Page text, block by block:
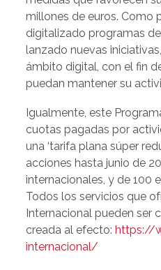
millones de euros. Como
digitalizado programas
lanzado nuevas
ámbito digital, con el fin
puedan mantener su
Igualmente, este
cuotas pagadas por
una ‘tarifa plana súper
acciones hasta junio de
internacionales, y de 100
Todos los servicios que
Internacional pueden ser
creada al efecto:https://
internacional/